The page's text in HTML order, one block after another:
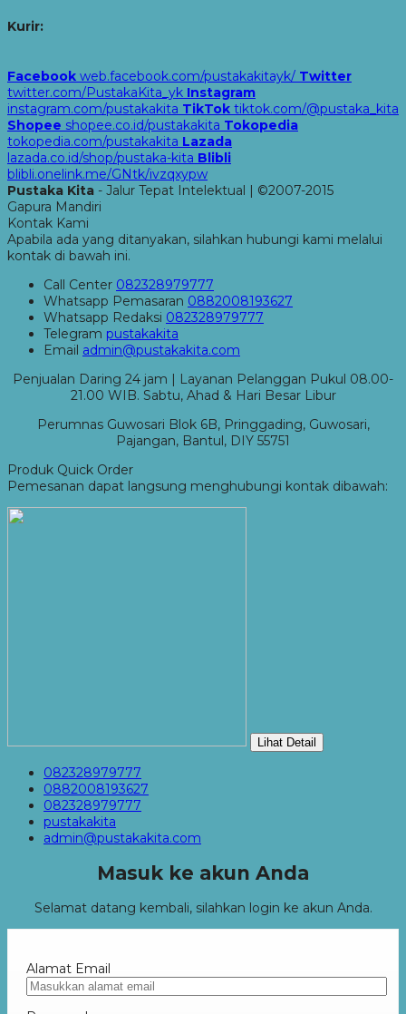
Kurir:
Facebook web.facebook.com/pustakakitayk/ Twitter
twitter.com/PustakaKita_yk Instagram
instagram.com/pustakakita TikTok tiktok.com/@pustaka_kita
Shopee shopee.co.id/pustakakita Tokopedia
tokopedia.com/pustakakita Lazada
lazada.co.id/shop/pustaka-kita Blibli
blibli.onelink.me/GNtk/ivzqxypw
Pustaka Kita - Jalur Tepat Intelektual | ©2007-2015
Gapura Mandiri
Kontak Kami
Apabila ada yang ditanyakan, silahkan hubungi kami melalui
kontak di bawah ini.
Call Center 082328979777
Whatsapp Pemasaran 0882008193627
Whatsapp Redaksi 082328979777
Telegram pustakakita
Email admin@pustakakita.com
Penjualan Daring 24 jam | Layanan Pelanggan Pukul 08.00-
21.00 WIB. Sabtu, Ahad & Hari Besar Libur
Perumnas Guwosari Blok 6B, Pringgading, Guwosari,
Pajangan, Bantul, DIY 55751
Produk Quick Order
Pemesanan dapat langsung menghubungi kontak dibawah:
Lihat Detail
082328979777
0882008193627
082328979777
pustakakita
admin@pustakakita.com
Masuk ke akun Anda
Selamat datang kembali, silahkan login ke akun Anda.
Alamat Email